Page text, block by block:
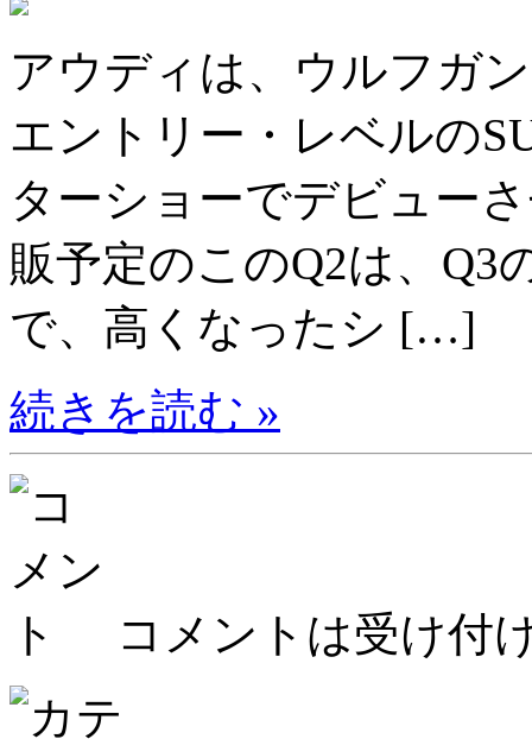
アウディは、ウルフガ
エントリー・レベルの
ターショーでデビュー
販予定のこのQ2は、Q3
で、高くなったシ […]
続きを読む »
コメントは受け付